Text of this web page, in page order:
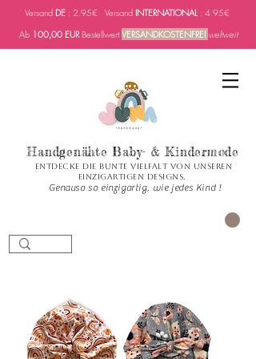
Versand DE : 2.95€ Versand INTERNATIONAL : 4.95€
Ab 100,00 EURBestellwertVERSANDKOSTENFREI weltweit
Handgenähte Baby- & Kindermode
Entdecke die bunte Vielfalt von unseren
einzigartigen Designs.
Genauso so einzigartig, wie jedes Kind !